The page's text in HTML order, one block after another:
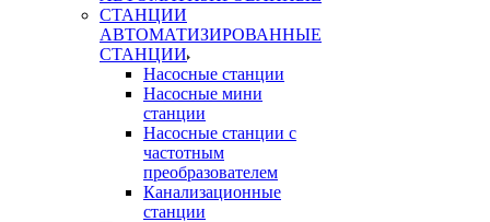
АВТОМАТИЗИРОВАННЫЕ
СТАНЦИИ
Насосные станции
Насосные мини
станции
Насосные станции с
частотным
преобразователем
Канализационные
станции